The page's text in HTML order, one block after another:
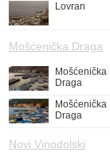
Lovran
Mošćenička Draga
Mošćenička
Draga
Mošćenička
Draga
Novi Vinodolski